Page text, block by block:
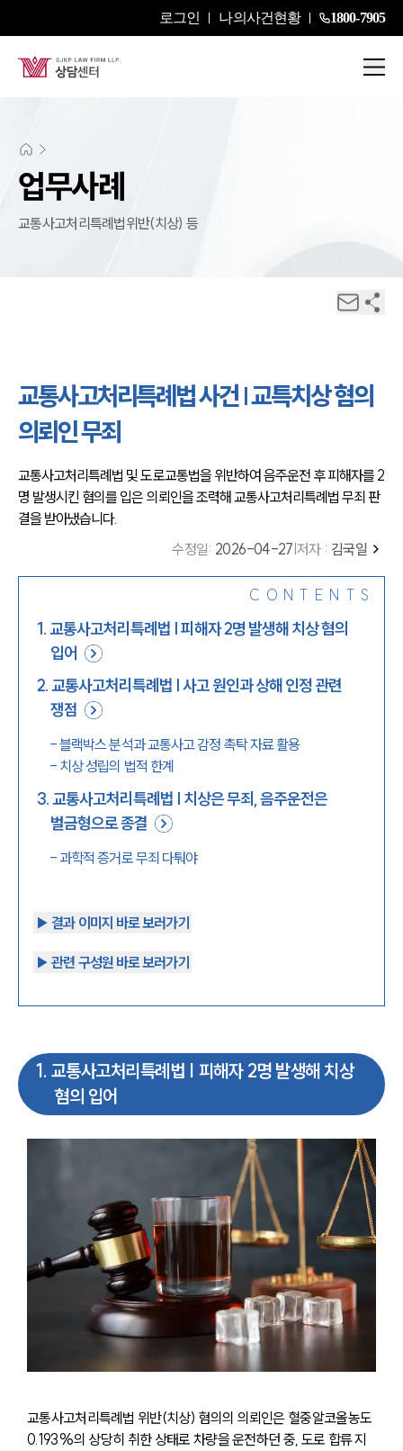
로그인 나의사건현황 1800-7905
업무사례
교통사고처리특례법위반(치상) 등
교통사고처리특례법 사건 | 교특치상 혐의
의뢰인 무죄
교통사고처리특례법 및 도로교통법을 위반하여 음주운전 후 피해자를 2
명 발생시킨 혐의를 입은 의뢰인을 조력해 교통사고처리특례법 무죄 판
결을 받아냈습니다.
수정일: 2026-04-27 |저자 : 김국일
CONTENTS
1.교통사고처리특례법 | 피해자 2명 발생해 치상 혐의
입어
2.교통사고처리특례법 | 사고 원인과 상해 인정 관련
쟁점
-블랙박스 분석과 교통사고 감정 촉탁 자료 활용
- 치상 성립의 법적 한계
3.교통사고처리특례법 | 치상은 무죄, 음주운전은
벌금형으로 종결
-과학적 증거로 무죄 다퉈야
▶︎ 결과 이미지 바로 보러가기
▶︎ 관련 구성원 바로 보러가기
1 . 교통사고처리특례법 | 피해자 2명 발생해 치상
혐의 입어
교통사고처리특례법 위반(치상) 혐의의 의뢰인은 혈중알코올농도
0.193%의 상당히 취한 상태로 차량을 운전하던 중, 도로 합류 지